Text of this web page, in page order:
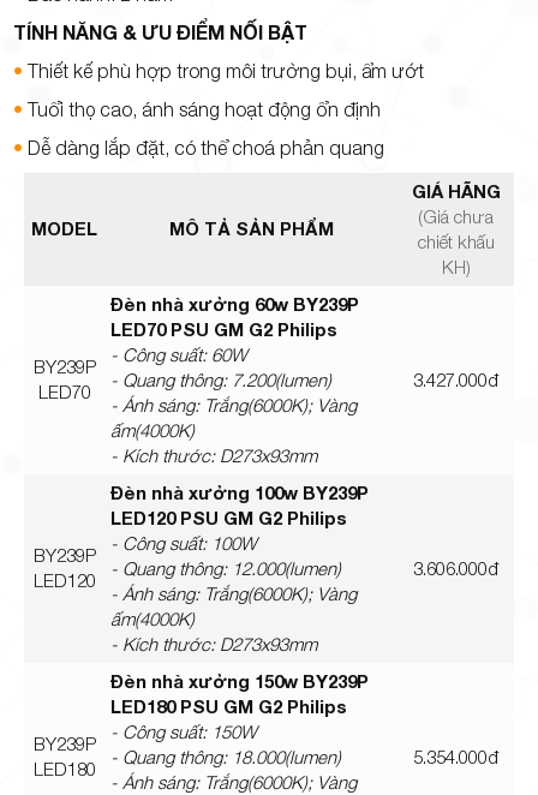
TÍNH NĂNG & ƯU ĐIỂM NỐI BẬT
•Thiết kế phù hợp trong môi trường bụi, ẩm ướt
•Tuổi thọ cao, ánh sáng hoạt động ổn định
• Dễ dàng lắp đặt, có thể choá phản quang
MODEL MÔ TẢ SẢN PHẨM
GIÁ HÃNG
(Giá chưa
chiết khấu
KH)
BY239P
LED70
Đèn nhà xưởng 60w BY239P
LED70 PSU GM G2 Philips
- Công suất: 60W
- Quang thông: 7.200(lumen)
- Ánh sáng: Trắng(6000K); Vàng
ấm(4000K)
- Kích thước: D273x93mm
3.427.000đ
BY239P
LED120
Đèn nhà xưởng 100w BY239P
LED120 PSU GM G2 Philips
- Công suất: 100W
- Quang thông: 12.000(lumen)
- Ánh sáng: Trắng(6000K); Vàng
ấm(4000K)
- Kích thước: D273x93mm
3.606.000đ
BY239P
LED180
Đèn nhà xưởng 150w BY239P
LED180 PSU GM G2 Philips
- Công suất: 150W
- Quang thông: 18.000(lumen)
- Ánh sáng: Trắng(6000K); Vàng
5.354.000đ